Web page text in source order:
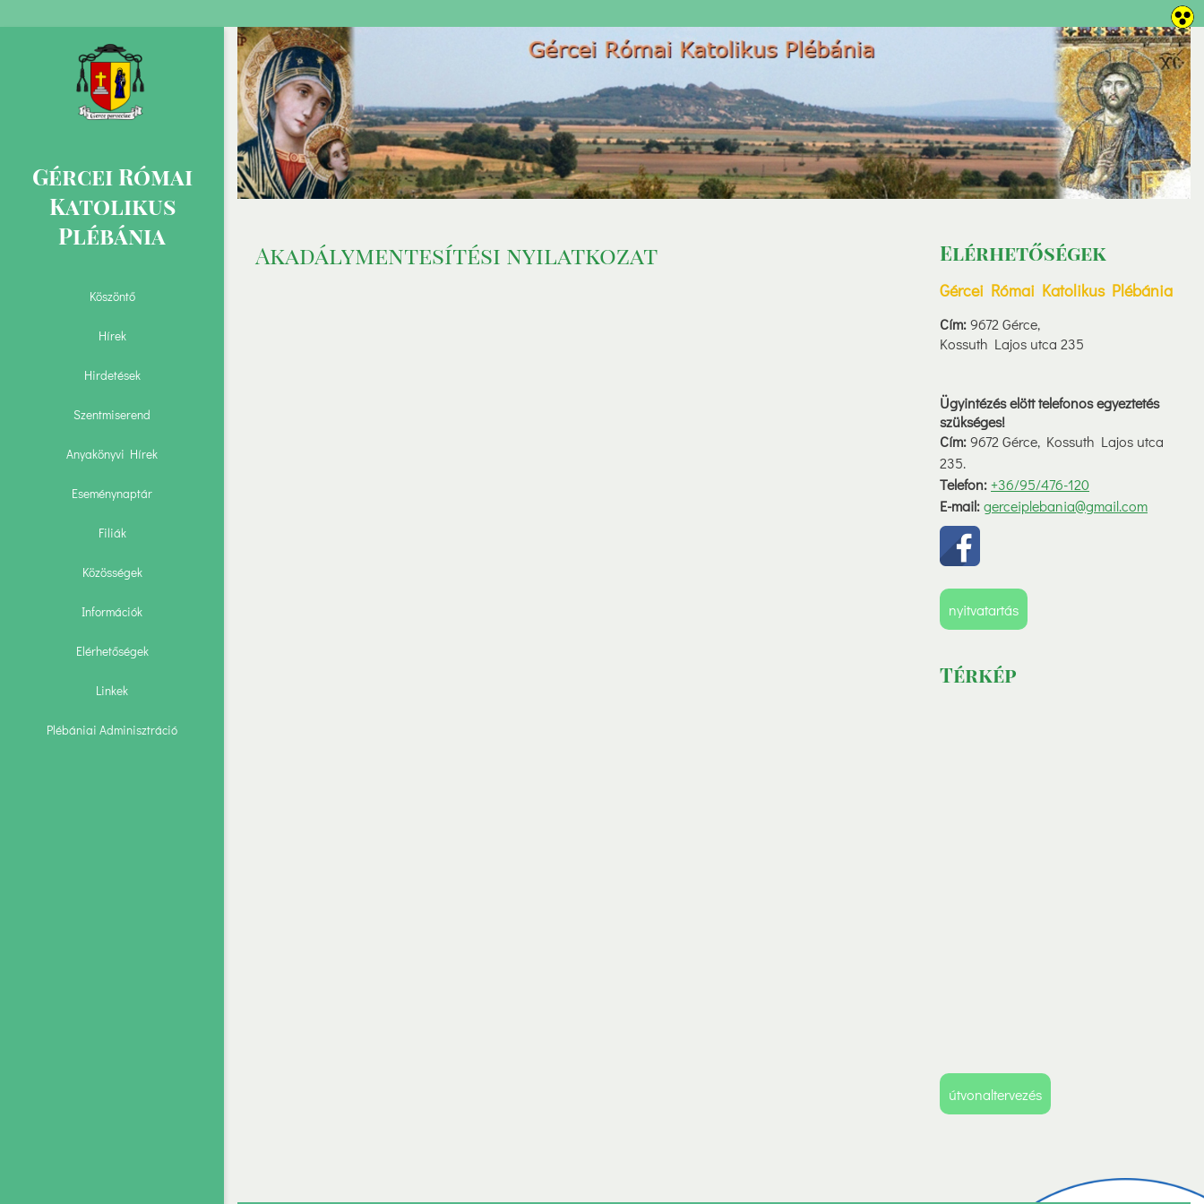
Gércei Római
Katolikus
Plébánia
Köszöntő
Hírek
Hirdetések
Szentmiserend
Anyakönyvi Hírek
Eseménynaptár
Filiák
Közösségek
Információk
Elérhetőségek
Linkek
Plébániai Adminisztráció
Elérhetőségek
Gércei Római Katolikus Plébánia
Cím:9672 Gérce,
Kossuth Lajos utca 235
Ügyintézés elött telefonos egyeztetés
szükséges!
Cím:9672 Gérce, Kossuth Lajos utca
235.
Telefon:+36/95/476-120
E-mail:gerceiplebania@gmail.com
nyitvatartás
Térkép
útvonaltervezés
Akadálymentesítési nyilatkozat